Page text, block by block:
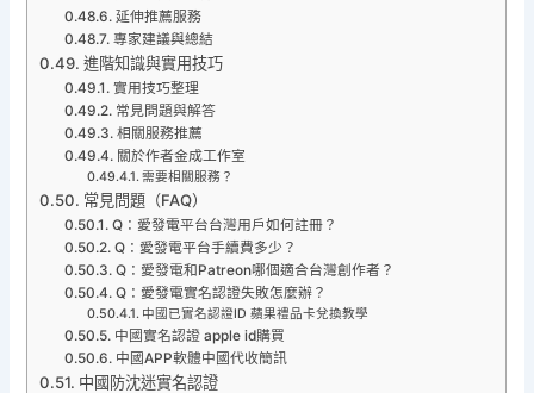
延伸推薦服務
專家建議與總結
進階知識與實用技巧
實用技巧整理
常見問題與解答
相關服務推薦
關於作者金成工作室
需要相關服務？
常見問題（FAQ）
Q：愛發電平台台灣用戶如何註冊？
Q：愛發電平台手續費多少？
Q：愛發電和Patreon哪個適合台灣創作者？
Q：愛發電實名認證失敗怎麼辦？
中國已實名認證ID 蘋果禮品卡兌換教學
中國實名認證 apple id購買
中國APP軟體中國代收簡訊
中國防沈迷實名認證